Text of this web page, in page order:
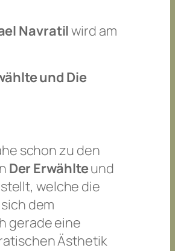
Navratilwird am
und Die
schon zu den
Der Erwählteund
stellt, welche die
dem
gerade eine
Ästhetik